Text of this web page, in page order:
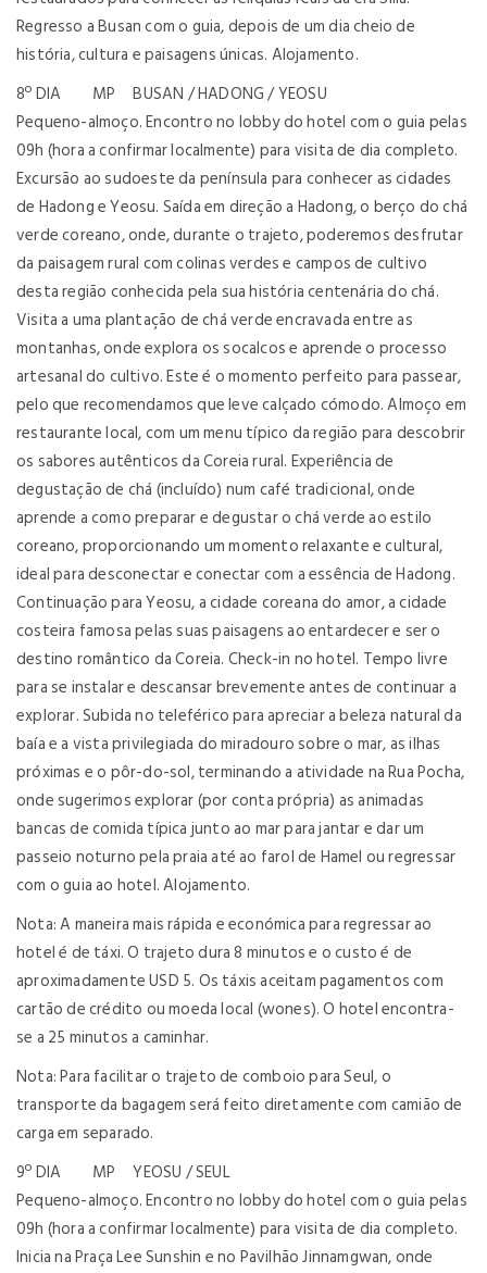
Regresso a Busan com o guia, depois de um dia cheio de
história, cultura e paisagens únicas. Alojamento.
8º DIA MP BUSAN / HADONG / YEOSU
Pequeno-almoço. Encontro no lobby do hotel com o guia pelas
09h (hora a confirmar localmente) para visita de dia completo.
Excursão ao sudoeste da península para conhecer as cidades
de Hadong e Yeosu. Saída em direção a Hadong, o berço do chá
verde coreano, onde, durante o trajeto, poderemos desfrutar
da paisagem rural com colinas verdes e campos de cultivo
desta região conhecida pela sua história centenária do chá.
Visita a uma plantação de chá verde encravada entre as
montanhas, onde explora os socalcos e aprende o processo
artesanal do cultivo. Este é o momento perfeito para passear,
pelo que recomendamos que leve calçado cómodo. Almoço em
restaurante local, com um menu típico da região para descobrir
os sabores autênticos da Coreia rural. Experiência de
degustação de chá (incluído) num café tradicional, onde
aprende a como preparar e degustar o chá verde ao estilo
coreano, proporcionando um momento relaxante e cultural,
ideal para desconectar e conectar com a essência de Hadong.
Continuação para Yeosu, a cidade coreana do amor, a cidade
costeira famosa pelas suas paisagens ao entardecer e ser o
destino romântico da Coreia. Check-in no hotel. Tempo livre
para se instalar e descansar brevemente antes de continuar a
explorar. Subida no teleférico para apreciar a beleza natural da
baía e a vista privilegiada do miradouro sobre o mar, as ilhas
próximas e o pôr-do-sol, terminando a atividade na Rua Pocha,
onde sugerimos explorar (por conta própria) as animadas
bancas de comida típica junto ao mar para jantar e dar um
passeio noturno pela praia até ao farol de Hamel ou regressar
com o guia ao hotel. Alojamento.
Nota: A maneira mais rápida e económica para regressar ao
hotel é de táxi. O trajeto dura 8 minutos e o custo é de
aproximadamente USD 5. Os táxis aceitam pagamentos com
cartão de crédito ou moeda local (wones). O hotel encontra-
se a 25 minutos a caminhar.
Nota: Para facilitar o trajeto de comboio para Seul, o
transporte da bagagem será feito diretamente com camião de
carga em separado.
9º DIA MP YEOSU / SEUL
Pequeno-almoço. Encontro no lobby do hotel com o guia pelas
09h (hora a confirmar localmente) para visita de dia completo.
Inicia na Praça Lee Sunshin e no Pavilhão Jinnamgwan, onde